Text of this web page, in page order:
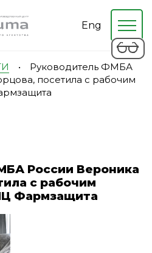
Eng
•
Руководитель ФМБА
посетила с рабочим
России Вероника
с рабочим
Фармзащита